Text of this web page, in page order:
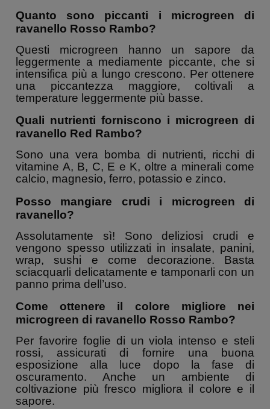
Quanto sono piccanti i microgreen di
ravanello Rosso Rambo?
Questi microgreen hanno un sapore da
leggermente a mediamente piccante, che si
intensifica più a lungo crescono. Per ottenere
una piccantezza maggiore, coltivali a
temperature leggermente più basse.
Quali nutrienti forniscono i microgreen di
ravanello Red Rambo?
Sono una vera bomba di nutrienti, ricchi di
vitamine A, B, C, E e K, oltre a minerali come
calcio, magnesio, ferro, potassio e zinco.
Posso mangiare crudi i microgreen di
ravanello?
Assolutamente sì! Sono deliziosi crudi e
vengono spesso utilizzati in insalate, panini,
wrap, sushi e come decorazione. Basta
sciacquarli delicatamente e tamponarli con un
panno prima dell’uso.
Come ottenere il colore migliore nei
microgreen di ravanello Rosso Rambo?
Per favorire foglie di un viola intenso e steli
rossi, assicurati di fornire una buona
esposizione alla luce dopo la fase di
oscuramento. Anche un ambiente di
coltivazione più fresco migliora il colore e il
sapore.